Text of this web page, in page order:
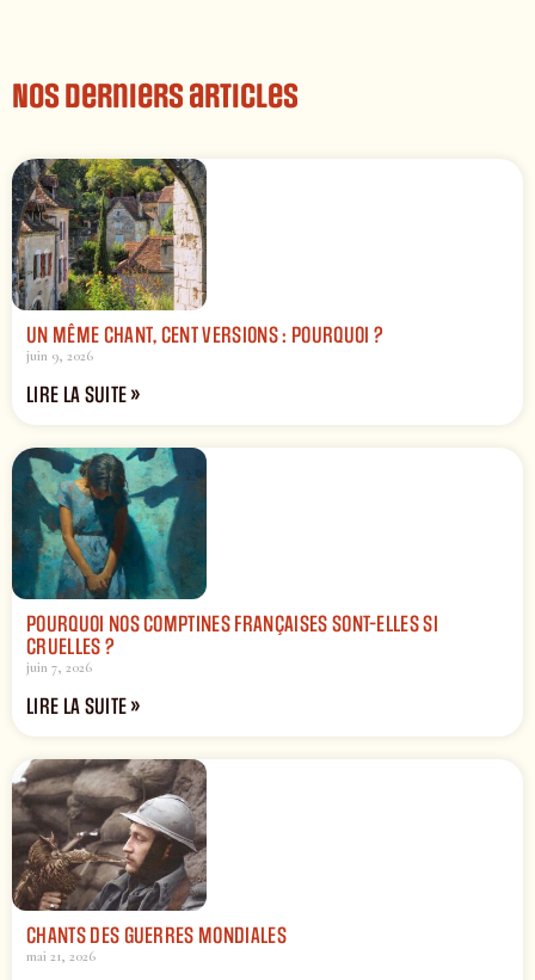
Nos derniers articles
UN MÊME CHANT, CENT VERSIONS : POURQUOI ?
juin 9, 2026
LIRE LA SUITE »
POURQUOI NOS COMPTINES FRANÇAISES SONT-ELLES SI
CRUELLES ?
juin 7, 2026
LIRE LA SUITE »
CHANTS DES GUERRES MONDIALES
mai 21, 2026